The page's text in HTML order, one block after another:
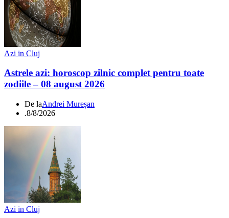
Azi in Cluj
Astrele azi: horoscop zilnic complet pentru toate
zodiile – 08 august 2026
De laAndrei Mureșan
.8/8/2026
Azi in Cluj